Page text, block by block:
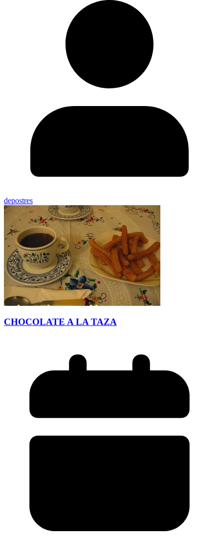
depostres
CHOCOLATE A LA TAZA